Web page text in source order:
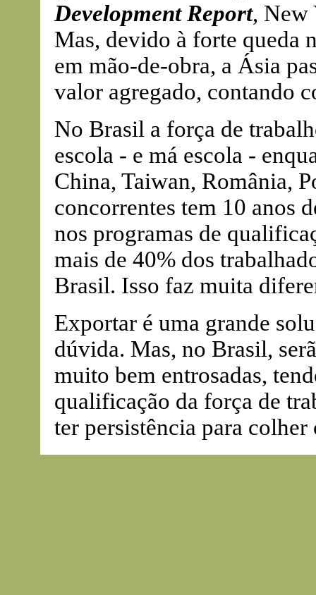
Development Report, New
Mas, devido à forte queda
em mão-de-obra, a Ásia
valor agregado, contando
No Brasil a força de
escola - e má escola -
China, Taiwan, România,
concorrentes tem 10 anos
nos programas de
mais de 40% dos
Brasil. Isso faz muita
Exportar é uma grande
dúvida. Mas, no Brasil,
muito bem entrosadas,
qualificação da força de
ter persistência para